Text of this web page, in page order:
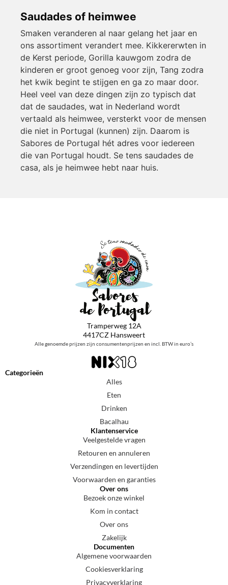
Saudades of heimwee
Smaken veranderen al naar gelang het jaar en
ons assortiment verandert mee. Kikkererwten in
de Kerst periode, Gorilla kauwgom zodra de
kinderen er groot genoeg voor zijn, Tang zodra
het kwik begint te stijgen en ga zo maar door.
Heel veel van deze dingen zijn zo typisch dat
dat de saudades, wat in Nederland wordt
vertaald als heimwee, versterkt voor de mensen
die niet in Portugal (kunnen) zijn. Daarom is
Sabores de Portugal hét adres voor iedereen
die van Portugal houdt. Se tens saudades de
casa, als je heimwee hebt naar huis.
Tramperweg 12A
4417CZ Hansweert
Alle genoemde prijzen zijn consumentenprijzen en incl. BTW in euro’s
Categorieën
Alles
Eten
Drinken
Bacalhau
Klantenservice
Veelgestelde vragen
Retouren en annuleren
Verzendingen en levertijden
Voorwaarden en garanties
Over ons
Bezoek onze winkel
Kom in contact
Over ons
Zakelijk
Documenten
Algemene voorwaarden
Cookiesverklaring
Privacyverklaring